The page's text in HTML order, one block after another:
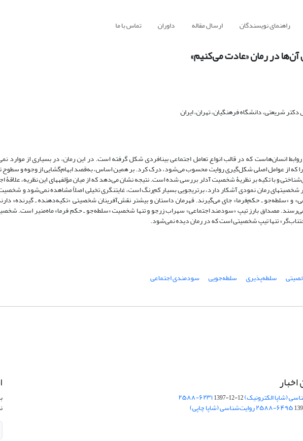
راهنمای نویسندگان ارسال مقاله داوران تماس با ما
در رمان «عادت می‌کنیم»
شریعتی، دانشگاه فرهنگیان، تهران، ایران
انسان‌هاست که در قالب انواع تعامل اجتماعی بینافردی شکل گرفته‌ است. در این رمان، در بسیاری از موارد
که از عوامل اصلی شکل‌گیری روایت محسوب می‌شود، درک‌ کرد. بر همین اساس، به‌قصد ابهام‌گشایی از وجوه و سطوح
و با تکیه بر نظریۀ شخصیت آدلر بررسی شده‌ است. نتیجه نشان ‌می‌دهد که از میان مؤلفه‏های این نظریه‏، علاقۀ
شخصیت‏های رمان نمودی آشکار دارد، برتری‏جویی بسیار کم‌رنگ است، غایت‏نگری تخیلی اصلاً مشاهده ‌نمی‌شود و
و «سلطه‌جو ـ حکم‌فرما» جای ‌می‌گیرند. قهرمان داستان و بیشتر نقش‌آفرینان شخصیتی «تکیه‌دهنده ـ گیرنده»
می‌رسند. مصداق بارز تیپ «سودمند اجتماعی» سهراب زرجو و تنها شخصیت «سلطه‌جو ـ حکم فرما» ماه‌منیر است.
تنها تیپ شخصیتی است که در رمان دیده ‌نمی‌شود.
سلطه‌پذیری سلطه‌جویی
سودمندی اجتماعی
(شاپا الکترونیک) ‪۲۵۸۸-۶۲۳۱1397-12-12
‪روایت‌شناسی (شاپا چاپی) ‪۲۵۸۸-۶۴۹۵